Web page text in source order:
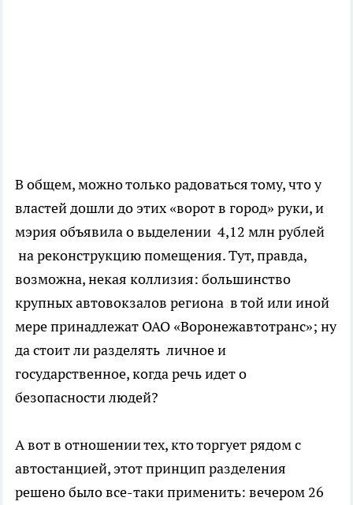
В общем, можно только радоваться тому, что у
властей дошли до этих «ворот в город» руки, и
мэрия объявила о выделении 4,12 млн рублей
на реконструкцию помещения. Тут, правда,
возможна, некая коллизия: большинство
крупных автовокзалов региона в той или иной
мере принадлежат ОАО «Воронежавтотранс»; ну
да стоит ли разделять личное и
государственное, когда речь идет о
безопасности людей?
А вот в отношении тех, кто торгует рядом с
автостанцией, этот принцип разделения
решено было все-таки применить: вечером 26